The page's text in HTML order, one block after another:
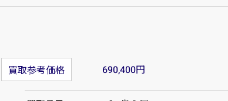
買取参考価格 690,400円